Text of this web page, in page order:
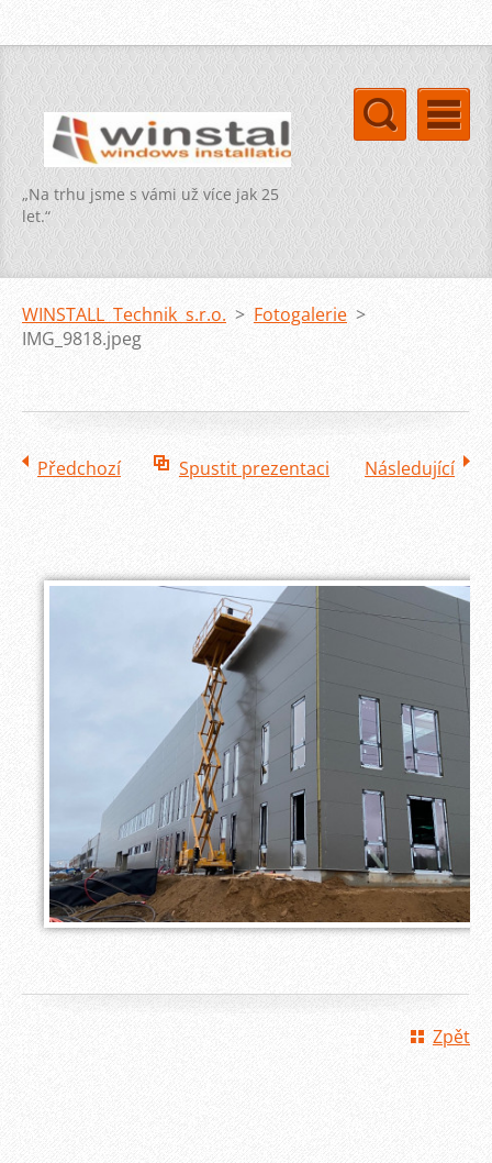
„Na trhu jsme s vámi už více jak 25
let.“
WINSTALL Technik s.r.o. > Fotogalerie >
IMG_9818.jpeg
Předchozí Spustit prezentaci Následující
Zpět